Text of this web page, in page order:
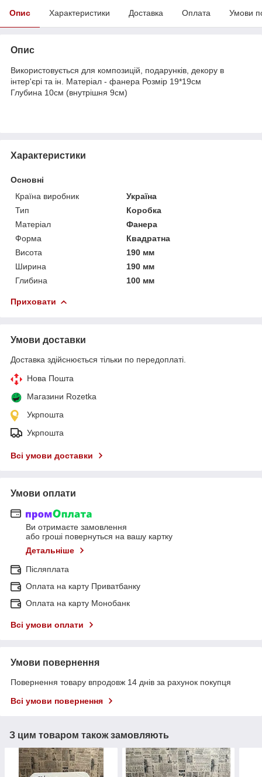
Опис Характеристики Доставка Оплата Умови
Опис
Використовується для композицій, подарунків, декору в
інтер'єрі та ін. Матеріал - фанера Розмір 19*19см
Глубина 10см (внутрішня 9см)
Характеристики
Основні
Країна виробник
Україна
Тип
Коробка
Матеріал
Фанера
Форма
Квадратна
Висота
190 мм
Ширина
190 мм
Глибина
100 мм
Приховати
Умови доставки
Доставка здійснюється тільки по передоплаті.
Нова Пошта
Магазини Rozetka
Укрпошта
Укрпошта
Всі умови доставки
Умови оплати
Ви отримаєте замовлення
або гроші повернуться на вашу картку
Детальніше
Післяплата
Оплата на карту Приватбанку
Оплата на карту Монобанк
Всі умови оплати
Умови повернення
Повернення товару впродовж 14 днів за рахунок покупця
Всі умови повернення
З цим товаром також замовляють